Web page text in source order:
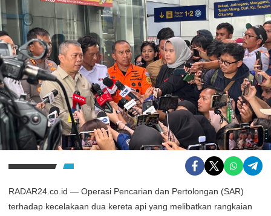
RADAR24.co.id — Operasi Pencarian dan Pertolongan (SAR)
terhadap kecelakaan dua kereta api yang melibatkan rangkaian